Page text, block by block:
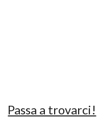
Passa a trovarci!